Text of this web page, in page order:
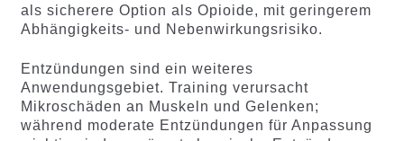
als sicherere Option als Opioide, mit geringerem
Abhängigkeits- und Nebenwirkungsrisiko.
Entzündungen sind ein weiteres
Anwendungsgebiet. Training verursacht
Mikroschäden an Muskeln und Gelenken;
während moderate Entzündungen für Anpassung